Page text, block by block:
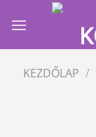
KEZDŐLAP /